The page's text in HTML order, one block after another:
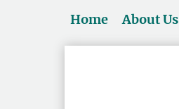
Home About Us